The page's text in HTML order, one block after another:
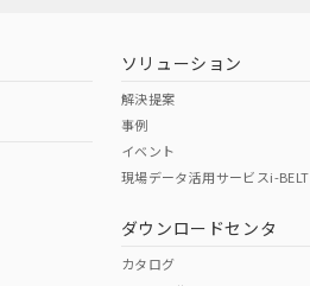
ソリューション
解決提案
事例
イベント
現場データ活用サービスi-BELT
ダウンロードセンタ
カタログ